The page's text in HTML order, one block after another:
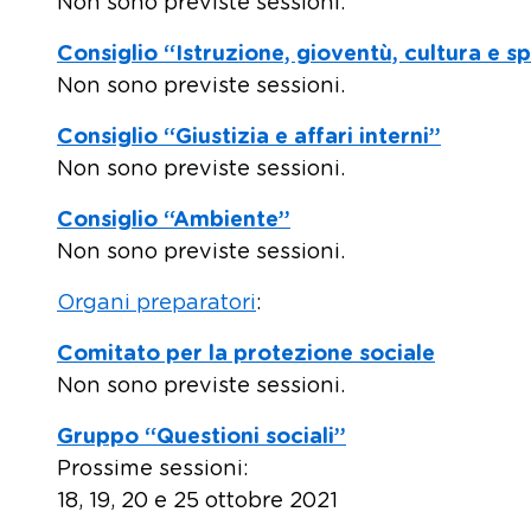
Consiglio “Istruzione, gioventù, cultura e
Non sono previste sessioni.
Consiglio “Giustizia e affari interni”
Non sono previste sessioni.
Consiglio “Ambiente”
Non sono previste sessioni.
Organi preparatori:
Comitato per la protezione sociale
Non sono previste sessioni.
Gruppo “Questioni sociali”
Prossime sessioni:
18, 19, 20 e 25 ottobre 2021